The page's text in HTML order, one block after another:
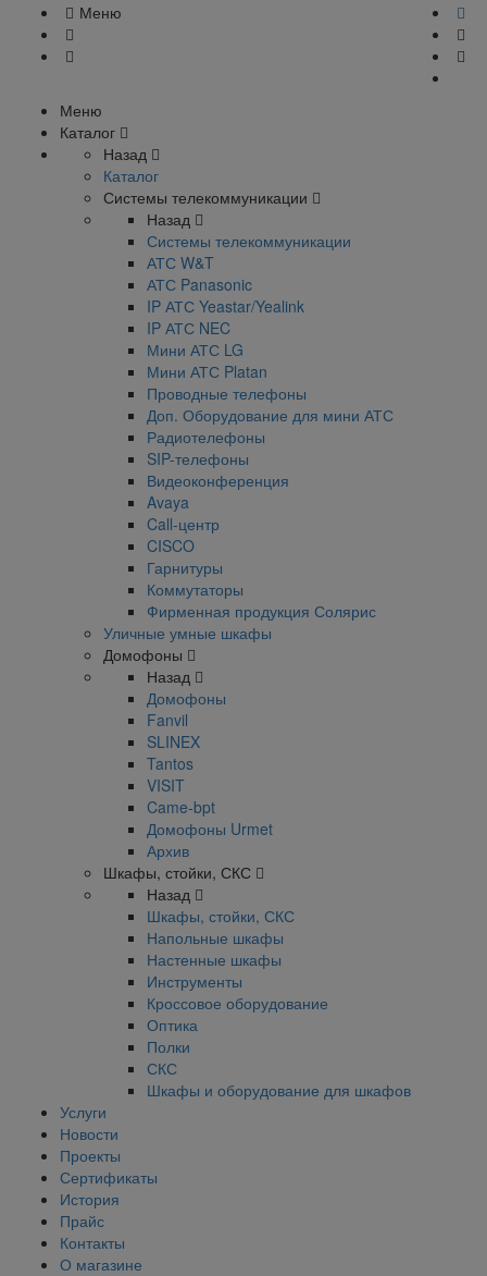
Меню
Меню
Каталог
Назад
Каталог
Системы телекоммуникации
Назад
Системы телекоммуникации
АТС W&T
АТС Panasonic
IP АТС Yeastar/Yealink
IP АТС NEC
Мини АТС LG
Мини АТС Platan
Проводные телефоны
Доп. Оборудование для мини АТС
Радиотелефоны
SIP-телефоны
Видеоконференция
Avaya
Call-центр
CISCO
Гарнитуры
Коммутаторы
Фирменная продукция Солярис
Уличные умные шкафы
Домофоны
Назад
Домофоны
Fanvil
SLINEX
Tantos
VISIT
Came-bpt
Домофоны Urmet
Архив
Шкафы, стойки, СКС
Назад
Шкафы, стойки, СКС
Напольные шкафы
Настенные шкафы
Инструменты
Кроссовое оборудование
Оптика
Полки
СКС
Шкафы и оборудование для шкафов
Услуги
Новости
Проекты
Сертификаты
История
Прайс
Контакты
О магазине